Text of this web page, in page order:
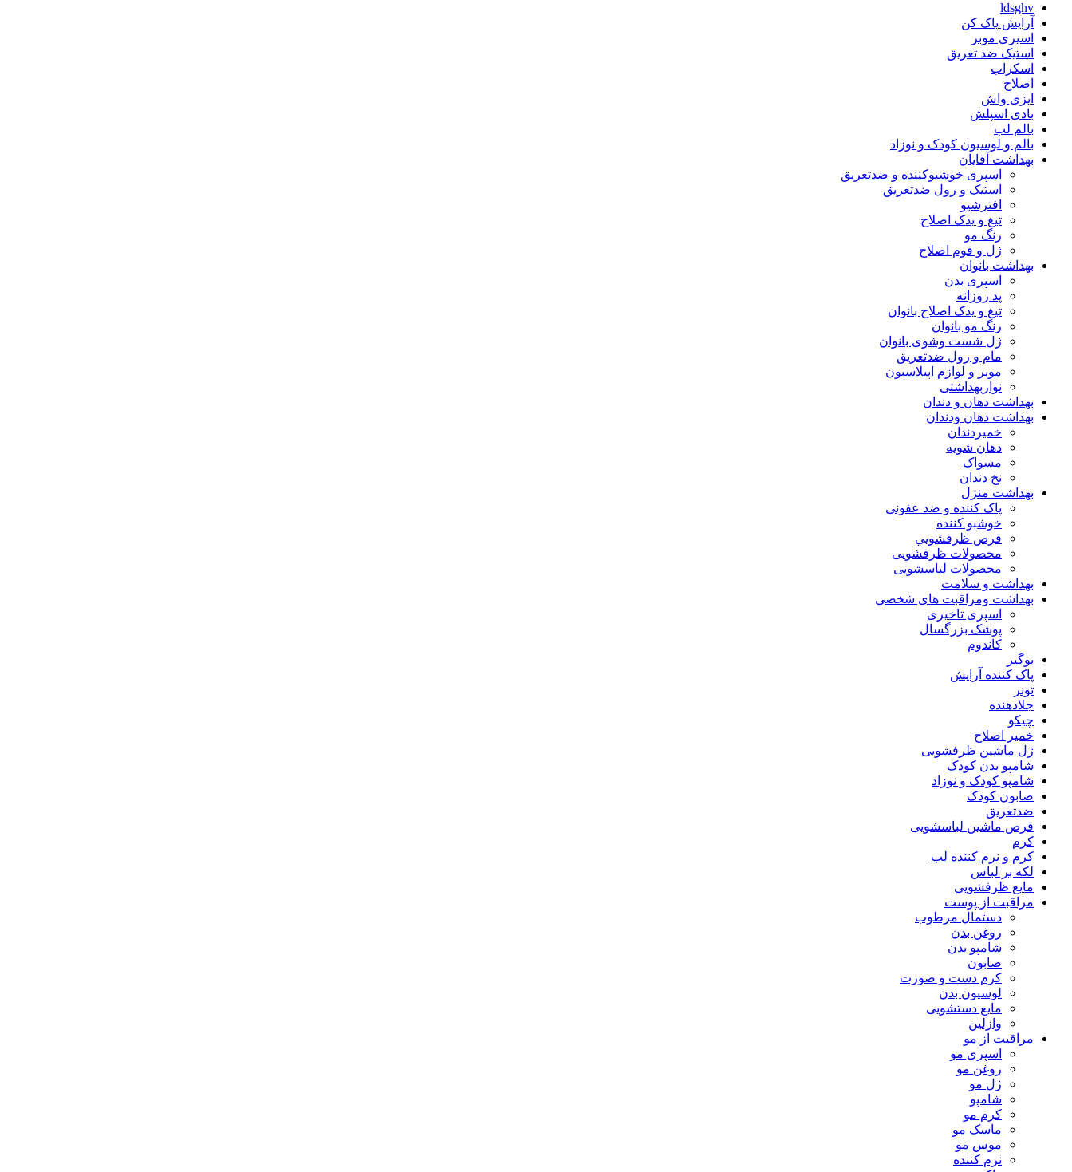
ldsghv
آرایش پاک کن
اسپری موبر
استیک ضد تعریق
اسکراب
اصلاح
ایزی واش
بادی اسپلش
بالم لب
بالم و لوسیون کودک و نوزاد
بهداشت آقایان
اسپری خوشبوکننده و ضدتعریق
استیک و رول ضدتعریق
افترشیو
تیغ و یدک اصلاح
رنگ مو
ژل و فوم اصلاح
بهداشت بانوان
اسپری بدن
پد روزانه
تیغ و یدک اصلاح بانوان
رنگ مو بانوان
ژل شست وشوی بانوان
مام و رول ضدتعریق
موبر و لوازم اپیلاسیون
نواربهداشتی
بهداشت دهان و دندان
بهداشت دهان ودندان
خمیردندان
دهان شویه
مسواک
نخ دندان
بهداشت منزل
پاک کننده و ضد عفونی
خوشبو کننده
قرص ظرفشويي
محصولات ظرفشویی
محصولات لباسشویی
بهداشت و سلامت
بهداشت ومراقبت های شخصی
اسپری تاخیری
پوشک بزرگسال
کاندوم
بوگیر
پاک کننده آرایش
تونر
جلادهنده
چیکو
خمیر اصلاح
ژل ماشین ظرفشویی
شامپو بدن کودک
شامپو کودک و نوزاد
صابون کودک
ضدتعریق
قرص ماشین لباسشویی
کرم
کرم و نرم کننده لب
لکه بر لباس
مایع ظرفشویی
مراقبت از پوست
دستمال مرطوب
روغن بدن
شامپو بدن
صابون
کرم دست و صورت
لوسیون بدن
مایع دستشویی
وازلین
مراقبت از مو
اسپری مو
روغن مو
ژل مو
شامپو
کرم مو
ماسک مو
موس مو
نرم کننده